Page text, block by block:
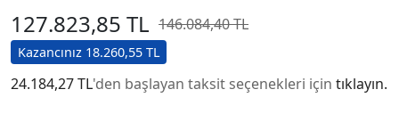
127.823,85 TL 146.084,40 TL
Kazancınız 18.260,55 TL
24.184,27 TL'den başlayan taksit seçenekleri için tıklayın.